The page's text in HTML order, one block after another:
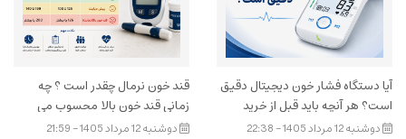
آیا دستگاه فشار خون دیجیتال دقیق
است؟ هر آنچه باید قبل از خرید
بدانید.
دوشنبه 12 مرداد 1405 - 22:38
قند خون نرمال چقدر است ؟ چه
زمانی قند خون بالا محسوب می
شود ؟
دوشنبه 12 مرداد 1405 - 21:59